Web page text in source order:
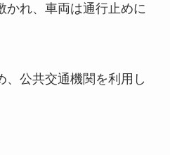
かれ、車両は通行止めに
、公共交通機関を利用し